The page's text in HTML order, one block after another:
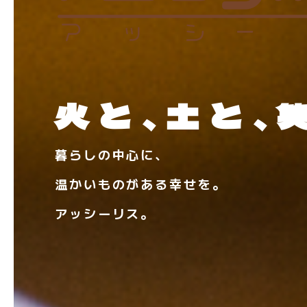
火と、土と、
暮らしの中心に、
温かいものがある幸せを。
アッシーリス。